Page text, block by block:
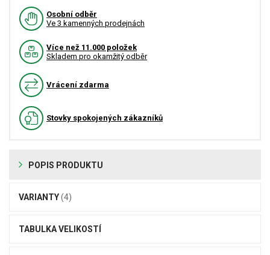
Osobní odběr
Ve 3 kamenných prodejnách
Více než 11.000 položek
Skladem pro okamžitý odběr
Vrácení zdarma
Stovky spokojených zákazníků
POPIS PRODUKTU
VARIANTY(4)
TABULKA VELIKOSTÍ